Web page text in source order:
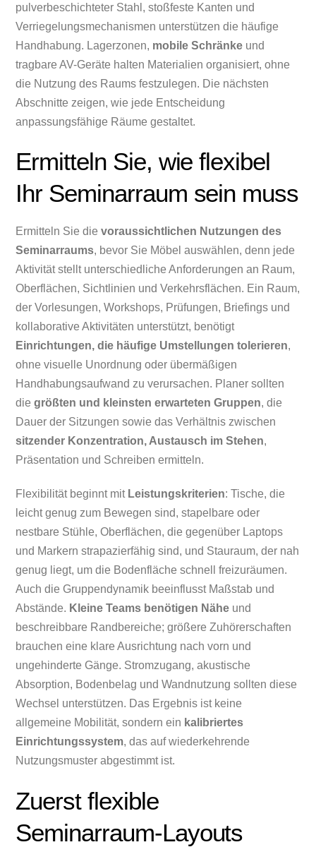
pulverbeschichteter Stahl, stoßfeste Kanten und
Verriegelungsmechanismen unterstützen die häufige
Handhabung. Lagerzonen, mobile Schränke und
tragbare AV-Geräte halten Materialien organisiert, ohne
die Nutzung des Raums festzulegen. Die nächsten
Abschnitte zeigen, wie jede Entscheidung
anpassungsfähige Räume gestaltet.
Ermitteln Sie, wie flexibel
Ihr Seminarraum sein muss
Ermitteln Sie dievoraussichtlichen Nutzungen des
Seminarraums, bevor Sie Möbel auswählen, denn jede
Aktivität stellt unterschiedliche Anforderungen an Raum,
Oberflächen, Sichtlinien und Verkehrsflächen. Ein Raum,
der Vorlesungen, Workshops, Prüfungen, Briefings und
kollaborative Aktivitäten unterstützt, benötigt
Einrichtungen, die häufige Umstellungen tolerieren,
ohne visuelle Unordnung oder übermäßigen
Handhabungsaufwand zu verursachen. Planer sollten
diegrößten und kleinsten erwarteten Gruppen, die
Dauer der Sitzungen sowie das Verhältnis zwischen
sitzender Konzentration, Austausch im Stehen,
Präsentation und Schreiben ermitteln.
Flexibilität beginnt mit Leistungskriterien: Tische, die
leicht genug zum Bewegen sind, stapelbare oder
nestbare Stühle, Oberflächen, die gegenüber Laptops
und Markern strapazierfähig sind, und Stauraum, der nah
genug liegt, um die Bodenfläche schnell freizuräumen.
Auch die Gruppendynamik beeinflusst Maßstab und
Abstände. Kleine Teams benötigen Nähe und
beschreibbare Randbereiche; größere Zuhörerschaften
brauchen eine klare Ausrichtung nach vorn und
ungehinderte Gänge. Stromzugang, akustische
Absorption, Bodenbelag und Wandnutzung sollten diese
Wechsel unterstützen. Das Ergebnis ist keine
allgemeine Mobilität, sondern ein kalibriertes
Einrichtungssystem, das auf wiederkehrende
Nutzungsmuster abgestimmt ist.
Zuerst flexible
Seminarraum-Layouts